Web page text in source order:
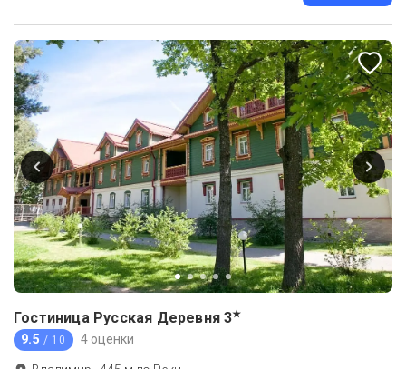
Гостиница Русская Деревня 3★
9.5 / 10 4 оценки